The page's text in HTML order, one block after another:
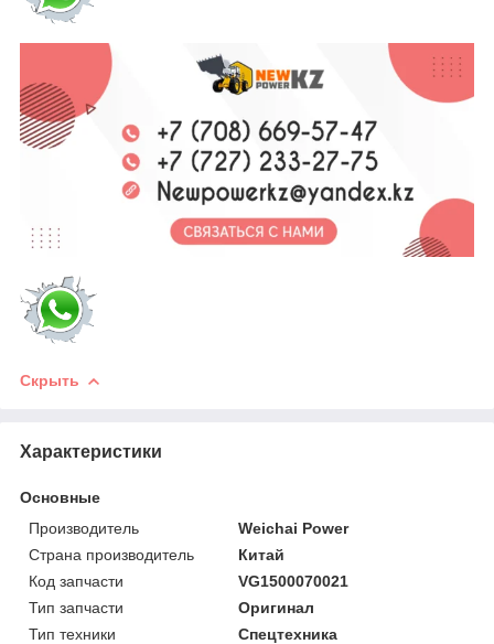
Скрыть
Характеристики
Основные
Производитель
Weichai Power
Страна производитель
Китай
Код запчасти
VG1500070021
Тип запчасти
Оригинал
Тип техники
Спецтехника